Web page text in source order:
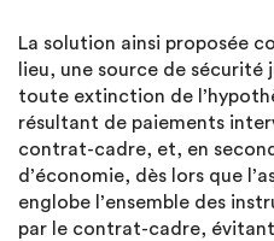
La solution ainsi proposée
lieu, une source de sécurité
toute extinction de
résultant de paiements
contrat-cadre, et, en
d’économie, dès lors que
englobe l’ensemble des
par le contrat-cadre,